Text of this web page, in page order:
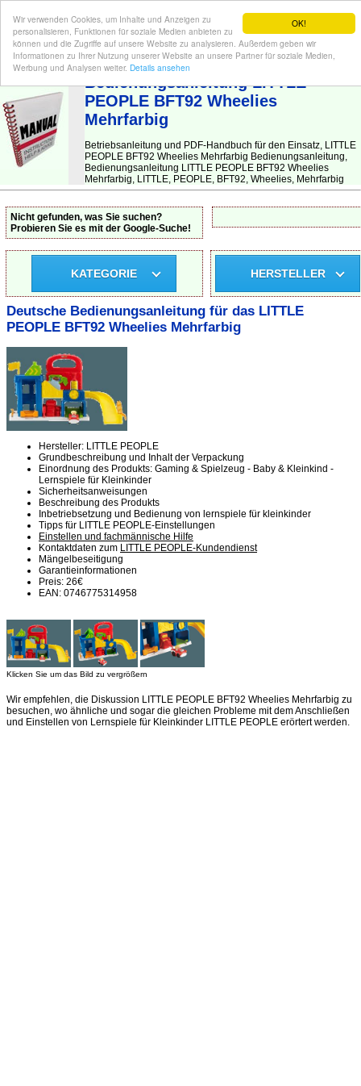
OK!
Wir verwenden Cookies, um Inhalte und Anzeigen zu
personalisieren, Funktionen für soziale Medien anbieten zu
können und die Zugriffe auf unsere Website zu analysieren. Außerdem geben wir
Informationen zu Ihrer Nutzung unserer Website an unsere Partner für soziale Medien,
Werbung und Analysen weiter. Details ansehen
BEDIENUNGSANLEITUNG| Hier finden Sie die deutsche Anleitung!
Bedienungsanleitung LITTLE
PEOPLE BFT92 Wheelies
Mehrfarbig
Betriebsanleitung und PDF-Handbuch für den Einsatz, LITTLE
PEOPLE BFT92 Wheelies Mehrfarbig Bedienungsanleitung,
Bedienungsanleitung LITTLE PEOPLE BFT92 Wheelies
Mehrfarbig, LITTLE, PEOPLE, BFT92, Wheelies, Mehrfarbig
Nicht gefunden, was Sie suchen?
Probieren Sie es mit der Google-Suche!
KATEGORIE HERSTELLER
Deutsche Bedienungsanleitung für das LITTLE
PEOPLE BFT92 Wheelies Mehrfarbig
Hersteller: LITTLE PEOPLE
Grundbeschreibung und Inhalt der Verpackung
Einordnung des Produkts: Gaming & Spielzeug - Baby & Kleinkind -
Lernspiele für Kleinkinder
Sicherheitsanweisungen
Beschreibung des Produkts
Inbetriebsetzung und Bedienung von lernspiele für kleinkinder
Tipps für LITTLE PEOPLE-Einstellungen
Einstellen und fachmännische Hilfe
Kontaktdaten zum LITTLE PEOPLE-Kundendienst
Mängelbeseitigung
Garantieinformationen
Preis: 26€
EAN: 0746775314958
Klicken Sie um das Bild zu vergrößern
Wir empfehlen, die Diskussion LITTLE PEOPLE BFT92 Wheelies Mehrfarbig zu
besuchen, wo ähnliche und sogar die gleichen Probleme mit dem Anschließen
und Einstellen von Lernspiele für Kleinkinder LITTLE PEOPLE erörtert werden.